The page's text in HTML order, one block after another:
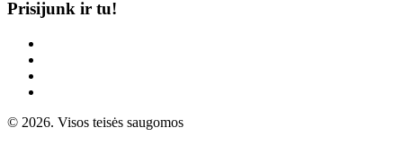
Prisijunk ir tu!
© 2026. Visos teisės saugomos